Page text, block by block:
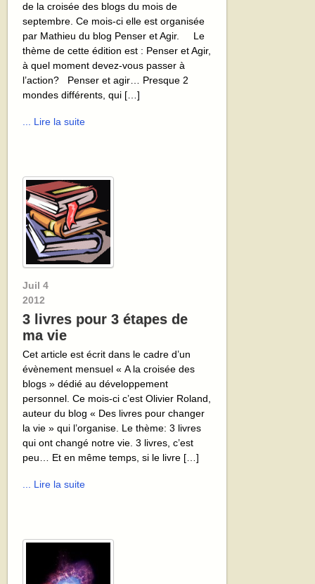
de la croisée des blogs du mois de
septembre. Ce mois-ci elle est organisée
par Mathieu du blog Penser et Agir. Le
thème de cette édition est : Penser et Agir,
à quel moment devez-vous passer à
l’action? Penser et agir… Presque 2
mondes différents, qui […]
... Lire la suite
Juil 4
2012
3 livres pour 3 étapes de
ma vie
Cet article est écrit dans le cadre d’un
évènement mensuel « A la croisée des
blogs » dédié au développement
personnel. Ce mois-ci c’est Olivier Roland,
auteur du blog « Des livres pour changer
la vie » qui l’organise. Le thème: 3 livres
qui ont changé notre vie. 3 livres, c’est
peu… Et en même temps, si le livre […]
... Lire la suite